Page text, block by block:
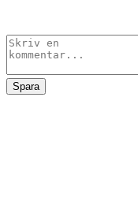
Spara